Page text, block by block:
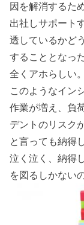
因を解消するた
出社しサポート
透しているかど
することとなった
全くアホらしい。
このようなイン
作業が増え、負
デントのリスク
と言っても納得
泣く泣く、納得
を図るしかない